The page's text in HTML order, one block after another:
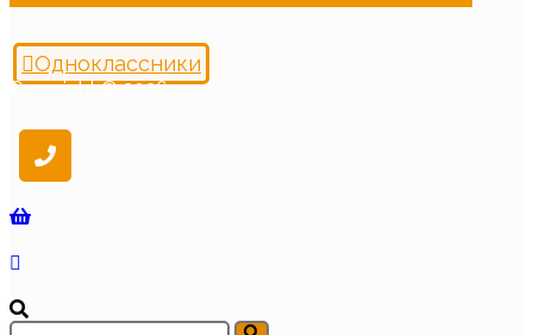
Одноклассники
Copyright © 2026